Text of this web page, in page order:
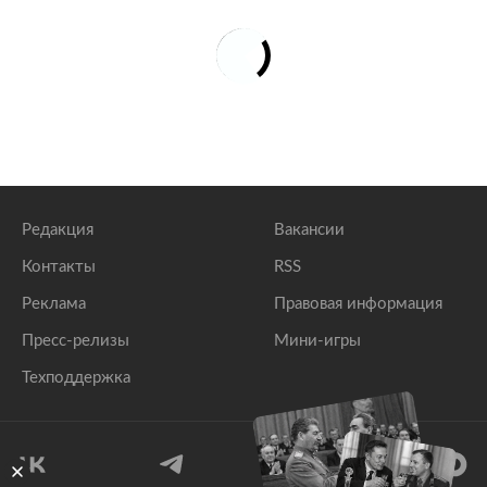
Редакция
Контакты
Реклама
Пресс-релизы
Техподдержка
Вакансии
RSS
Правовая информация
Мини-игры